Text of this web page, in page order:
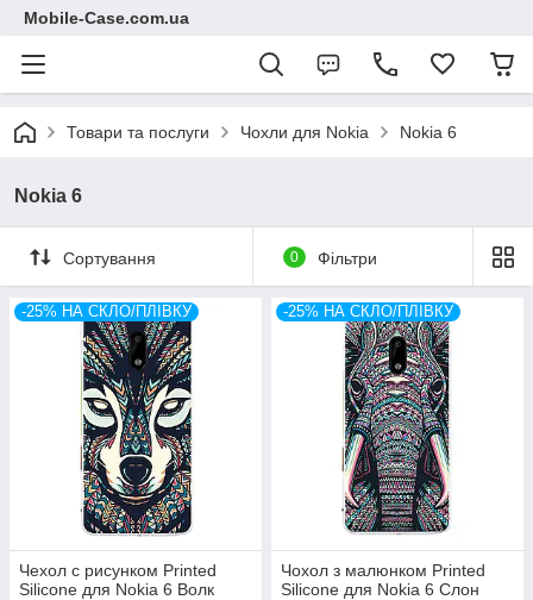
Mobile-Case.com.ua
Товари та послуги Чохли для Nokia Nokia 6
Nokia 6
Сортування 0 Фільтри
-25% НА СКЛО/ПЛІВКУ
Чехол с рисунком Printed
Silicone для Nokia 6 Волк
-25% НА СКЛО/ПЛІВКУ
Чохол з малюнком Printed
Silicone для Nokia 6 Слон